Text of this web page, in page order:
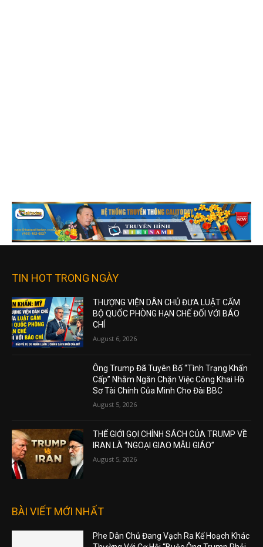
TIN HOT TRONG NGÀY
THƯỢNG VIỆN DÂN CHỦ ĐƯA LUẬT CẤM
BỘ QUỐC PHÒNG HẠN CHẾ ĐỐI VỚI BÁO
CHÍ
August 6, 2026
Ông Trump Đã Tuyên Bố “Tình Trạng Khẩn
Cấp” Nhằm Ngăn Chặn Việc Công Khai Hồ
Sơ Tài Chính Của Mình Cho Đài BBC
August 5, 2026
THẾ GIỚI GỌI CHÍNH SÁCH CỦA TRUMP VỀ
IRAN LÀ “NGOẠI GIAO MẪU GIÁO”
August 5, 2026
BÀI VIẾT MỚI NHẤT
Phe Dân Chủ Đang Vạch Ra Kế Hoạch Khác